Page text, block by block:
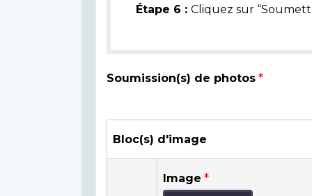
Étape 6 : Cliquez sur
Soumission(s) de photos
Bloc(s) d'image
Image